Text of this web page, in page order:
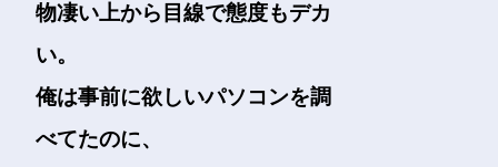
物凄い上から目線で態度もデカ
い。
俺は事前に欲しいパソコンを調
べてたのに、